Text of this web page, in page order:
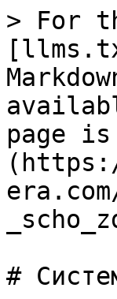
> For
page
#